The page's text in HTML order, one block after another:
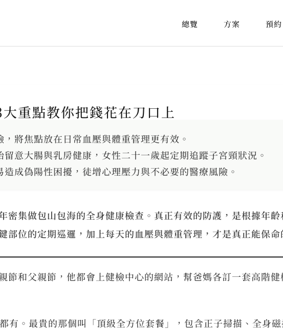
總覽 方案 預約
重點教你把錢花在刀口上
將焦點放在日常血壓與體重管理更有效。
意大腸與乳房健康，女性二十一歲起定期追蹤子宮頸狀況。
成偽陽性困擾，徒增心理壓力與不必要的醫療風險。
密集做包山包海的全身健康檢查。真正有效的防護，是根據年
位的定期巡邏，加上每天的血壓與體重管理，才是真正能保命
節和父親節，他都會上健檢中心的網站，幫爸媽各訂一套高階
。最貴的那個叫「頂級全方位套餐」，包含正子掃描、全身